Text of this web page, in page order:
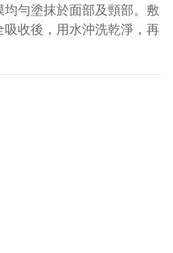
勻塗抹於面部及頸部。敷
收後，用水沖洗乾淨，再